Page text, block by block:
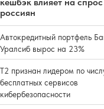
россиян
Автокредитный портфель
Уралсиб вырос на 23%
Т2 признан лидером по
бесплатных сервисов
кибербезопасности